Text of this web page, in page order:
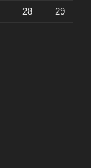
28 29